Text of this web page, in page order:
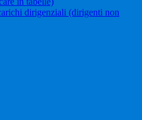
dirigenziali (dirigenti non